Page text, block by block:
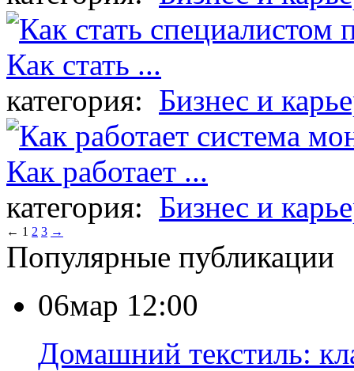
Как стать ...
категория: Бизнес и
Как работает ...
категория: Бизнес и
← 1 2 3 →
Популярные публикации
06мар 12:00
Домашний текстиль: